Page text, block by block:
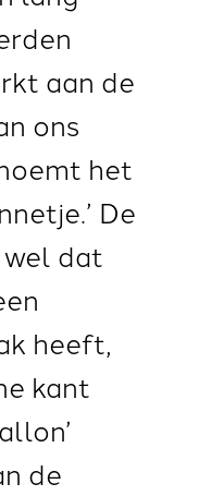
aan de
ons
het
De
dat
heeft,
kant
de